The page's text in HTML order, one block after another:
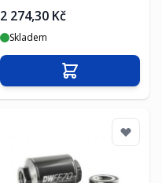
2 274,30 Kč
Skladem
Přidat do košíku